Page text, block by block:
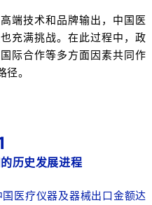
端技术和品牌输出，中国医
充满挑战。在此过程中，政
际合作等多方面因素共同作
。
历史发展进程
医疗仪器及器械出口金额达